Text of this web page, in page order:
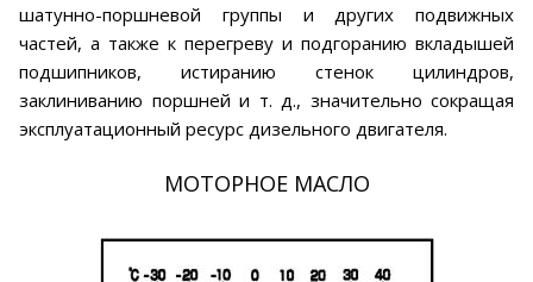
шатунно-поршневой группы и других подвижных
частей, а также к перегреву и подгоранию вкладышей
подшипников, истиранию стенок цилиндров,
заклиниванию поршней и т. д., значительно сокращая
эксплуатационный ресурс дизельного двигателя.
МОТОРНОЕ МАСЛО